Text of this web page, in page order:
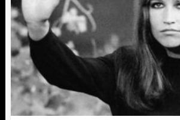
KALENDÁŘ
KVÍZY
VIP
TRENDY
PROGRAM
PLAYLIST
JAK NALADIT